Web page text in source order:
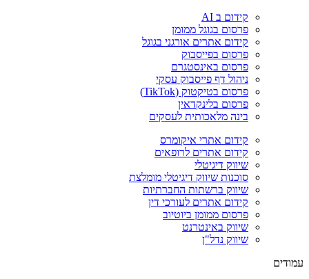
קידום ב AI
פרסום בגוגל ממומן
קידום אתרים אורגני בגוגל
פרסום בפייסבוק
פרסום באינסטגרם
ניהול דף פייסבוק עסקי
פרסום בטיקטוק (TikTok)
פרסום בלינקדאין
בינה מלאכותית לעסקים
קידום אתרי איקומרס
קידום אתרים לרופאים
שיווק דיגיטלי
סוכנות שיווק דיגיטלי מומלצת
שיווק ברשתות החברתיות
קידום אתרים לעורכי דין
פרסום ממומן ביוטיוב
שיווק באינטרנט
שיווק נדל"ן
עמודים